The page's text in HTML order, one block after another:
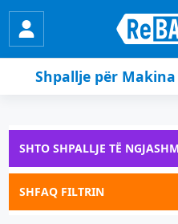
Shpallje për
SHTO SHPALLJE TË
SHFAQ FILTRIN